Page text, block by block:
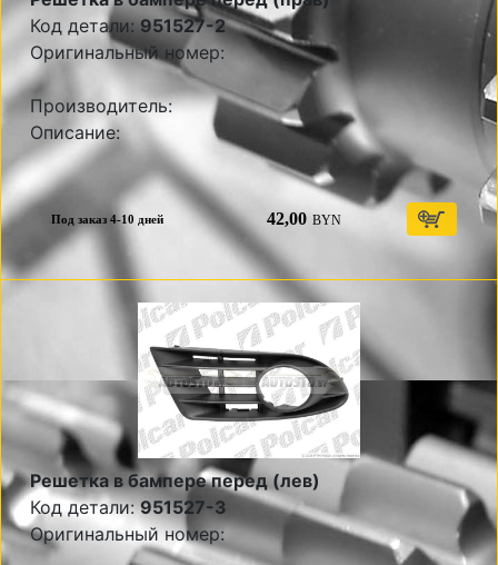
Код детали:951527-2
Оригинальный номер:
Производитель:
Описание:
Под заказ 4-10 дней 42,00 BYN
Решетка в бампере перед (лев)
Код детали:951527-3
Оригинальный номер: